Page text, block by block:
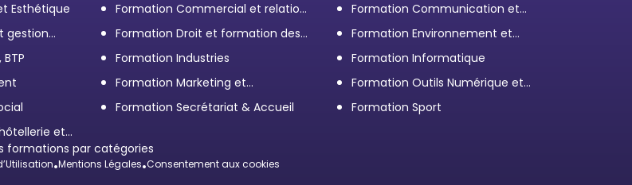
Esthétique
Formation Commercial et relation
client
Formation Communication et
efficacité personnelle et
professionnelle
gestion
Formation Droit et formation des
Élus
Formation Environnement et
démarche RSE
Formation Industries
Formation Informatique
Formation Marketing et
Communication d'entreprise
Formation Outils Numérique et
Bureautique
Formation Secrétariat & Accueil
Formation Sport
et
formations par catégories
•Mentions Légales•Consentement aux cookies